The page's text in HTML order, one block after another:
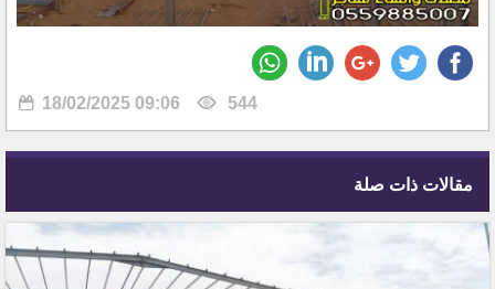
18/02/2025 09:06 544
مقالات ذات صلة